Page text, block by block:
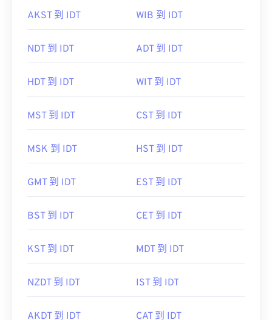
AKST 到 IDT WIB 到 IDT
NDT 到 IDT ADT 到 IDT
HDT 到 IDT WIT 到 IDT
MST 到 IDT CST 到 IDT
MSK 到 IDT HST 到 IDT
GMT 到 IDT EST 到 IDT
BST 到 IDT CET 到 IDT
KST 到 IDT MDT 到 IDT
NZDT 到 IDT IST 到 IDT
AKDT 到 IDT CAT 到 IDT